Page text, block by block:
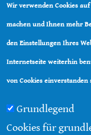
Kauf von
teilen
Wir verwenden Cookies
machen und Ihnen mehr
den Einstellungen Ihres
Internetseite weiterhin
von Cookies einverstanden
Grundlegend
Cookies für